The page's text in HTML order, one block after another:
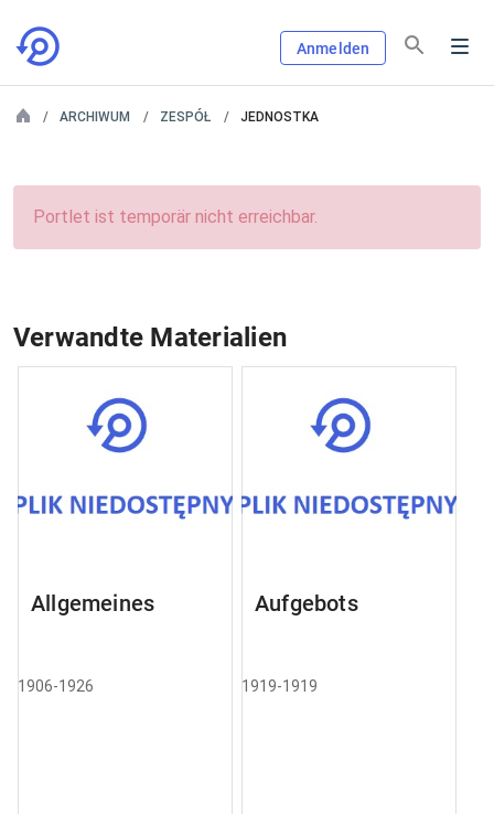
Anmelden
ARCHIWUM ZESPÓŁ JEDNOSTKA
Portlet ist temporär nicht erreichbar.
Verwandte Materialien
Allgemeines
1906-1926
Aufgebots
1919-1919